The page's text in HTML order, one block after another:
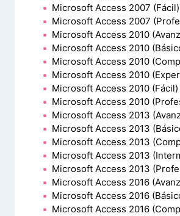
Microsoft Access 2007 (Fácil)
Microsoft Access 2007
Microsoft Access 2010
Microsoft Access 2010
Microsoft Access 2010
Microsoft Access 2010
Microsoft Access 2010 (Fácil)
Microsoft Access 2010
Microsoft Access 2013
Microsoft Access 2013
Microsoft Access 2013
Microsoft Access 2013
Microsoft Access 2013
Microsoft Access 2016
Microsoft Access 2016
Microsoft Access 2016